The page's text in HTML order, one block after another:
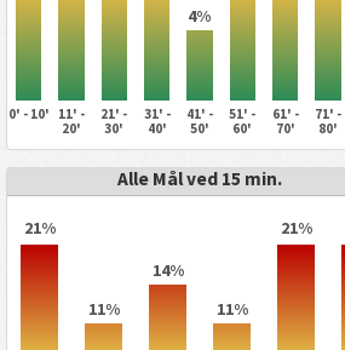
4%
0' - 10'
11' -
20'
21' -
30'
31' -
40'
41' -
50'
51' -
60'
61' -
70'
71' -
80'
Alle Mål ved 15 min.
21%
11%
14%
11%
21%